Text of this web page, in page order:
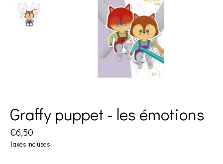
Graffy puppet - les émotions
€6,50
Taxes incluses